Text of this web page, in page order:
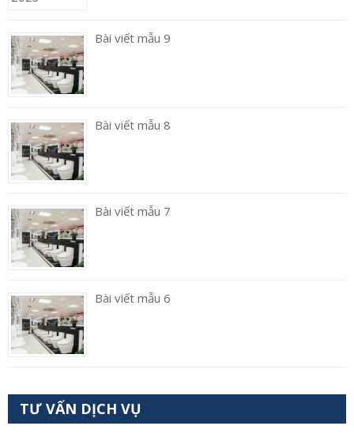
Bài viết mẫu 9
Bài viết mẫu 8
Bài viết mẫu 7
Bài viết mẫu 6
TƯ VẤN DỊCH VỤ